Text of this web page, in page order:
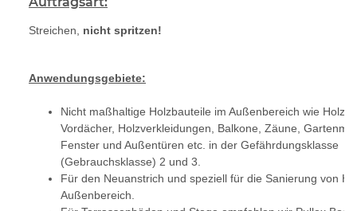
Streichen, nicht spritzen!
Anwendungsgebiete:
Nicht maßhaltige Holzbauteile im Außenbereich wie
Vordächer, Holzverkleidungen, Balkone, Zäune,
Fenster und Außentüren etc. in der Gefährdungsklasse
(Gebrauchsklasse) 2 und 3.
Für den Neuanstrich und speziell für die Sanierung von
Außenbereich.